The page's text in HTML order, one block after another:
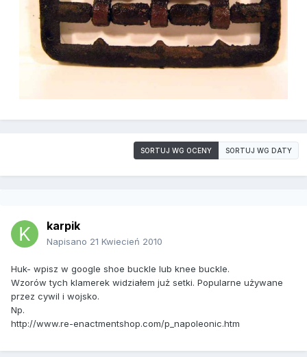
SORTUJ WG OCENY SORTUJ WG DATY
karpik
Napisano 21 Kwiecień 2010
Huk- wpisz w google shoe buckle lub knee buckle.
Wzorów tych klamerek widziałem już setki. Popularne używane
przez cywil i wojsko.
Np.
http://www.re-enactmentshop.com/p_napoleonic.htm